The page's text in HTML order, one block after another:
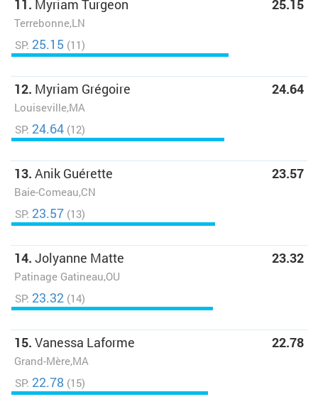
11. Myriam Turgeon
Terrebonne,LN
25.15
SP: 25.15 (11)
12. Myriam Grégoire
Louiseville,MA
24.64
SP: 24.64 (12)
13. Anik Guérette
Baie-Comeau,CN
23.57
SP: 23.57 (13)
14. Jolyanne Matte
Patinage Gatineau,OU
23.32
SP: 23.32 (14)
15. Vanessa Laforme
Grand-Mère,MA
22.78
SP: 22.78 (15)